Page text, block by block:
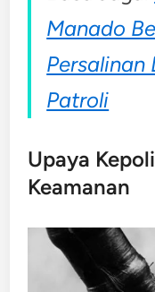
Manado
Patroli
Upaya
Keamanan